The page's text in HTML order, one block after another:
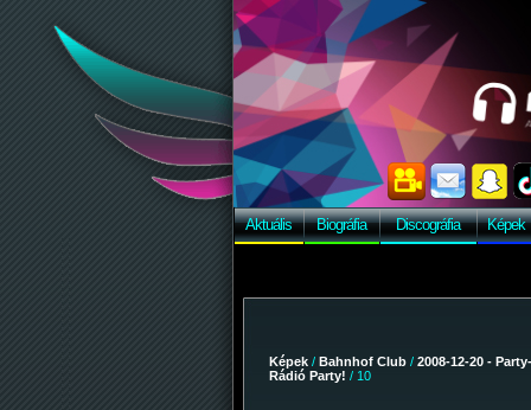
Aktuális Biográfia Discográfia Képek
Képek / Bahnhof Club / 2008-12-20 -
Rádió Party! / 10